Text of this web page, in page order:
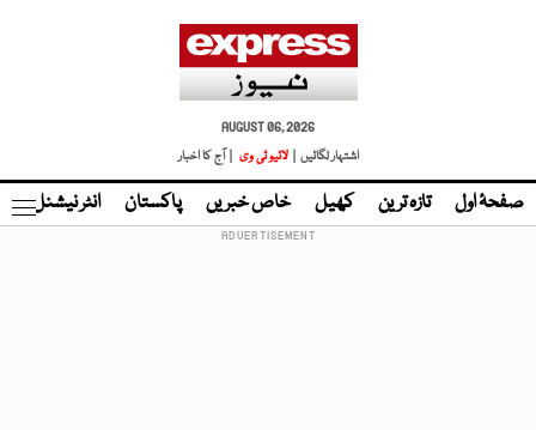
AUGUST 06, 2026
اشتہار لگائیں |
لائیو ٹی وی | آج کا اخبار
صفحۂ اول تازہ ترین کھیل خاص خبریں پاکستان انٹر نیشنل